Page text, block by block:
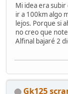
Mi idea era
ir a 100km algo
lejos. Porque si
no creo que
Alfinal bajaré 2
Gk125